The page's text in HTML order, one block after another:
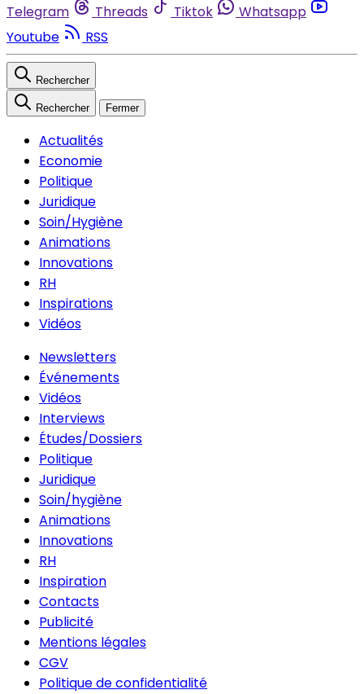
Telegram
Threads Tiktok
Whatsapp
Youtube
RSS
Rechercher
Rechercher Fermer
Actualités
Economie
Politique
Juridique
Soin/Hygiène
Animations
Innovations
RH
Inspirations
Vidéos
Newsletters
Événements
Vidéos
Interviews
Études/Dossiers
Politique
Juridique
Soin/hygiène
Animations
Innovations
RH
Inspiration
Contacts
Publicité
Mentions légales
CGV
Politique de confidentialité